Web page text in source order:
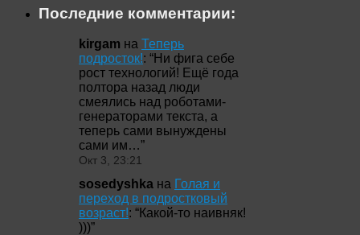
Последние комментарии:
kirgam на Теперь
подросток!: “Ни фига себе
рост технологий! Ещё года
полтора назад люди
смеялись над роботами-
генераторами текста, а
теперь сами вынуждены
сами им…”
Окт 3, 23:21
sosedyshka на Голая и
переход в подростковый
возраст!: “Какой-то наивняк!
)))”